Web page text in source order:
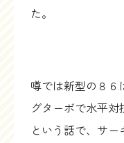
た。
噂では新型の８６
グターボで水平
という話で、サ